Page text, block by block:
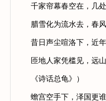
千家帘幕春空在，几处
腊雪化为流水去，春风
昔日声尘喧洛下，近年
匝地人家凭槛见，远山
《诗话总龟》）
蟾宫空手下，泽国更谁